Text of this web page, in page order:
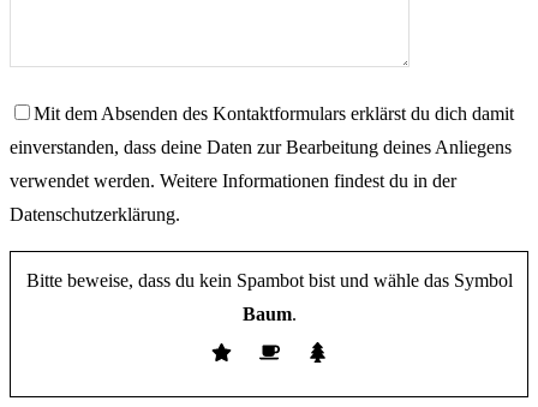
Mit dem Absenden des Kontaktformulars erklärst du dich damit
einverstanden, dass deine Daten zur Bearbeitung deines Anliegens
verwendet werden. Weitere Informationen findest du in der
Datenschutzerklärung.
Bitte beweise, dass du kein Spambot bist und wähle das Symbol
Baum.